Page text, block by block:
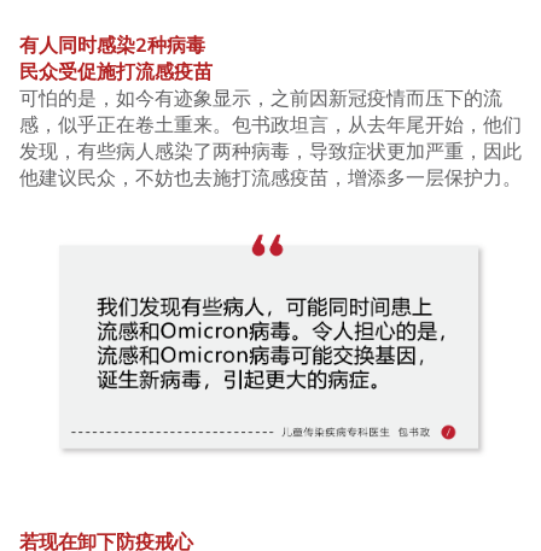
有人同时感染2种病毒
民众受促施打流感疫苗
可怕的是，如今有迹象显示，之前因新冠疫情而压下的流
感，似乎正在卷土重来。包书政坦言，从去年尾开始，他们
发现，有些病人感染了两种病毒，导致症状更加严重，因此
他建议民众，不妨也去施打流感疫苗，增添多一层保护力。
若现在卸下防疫戒心